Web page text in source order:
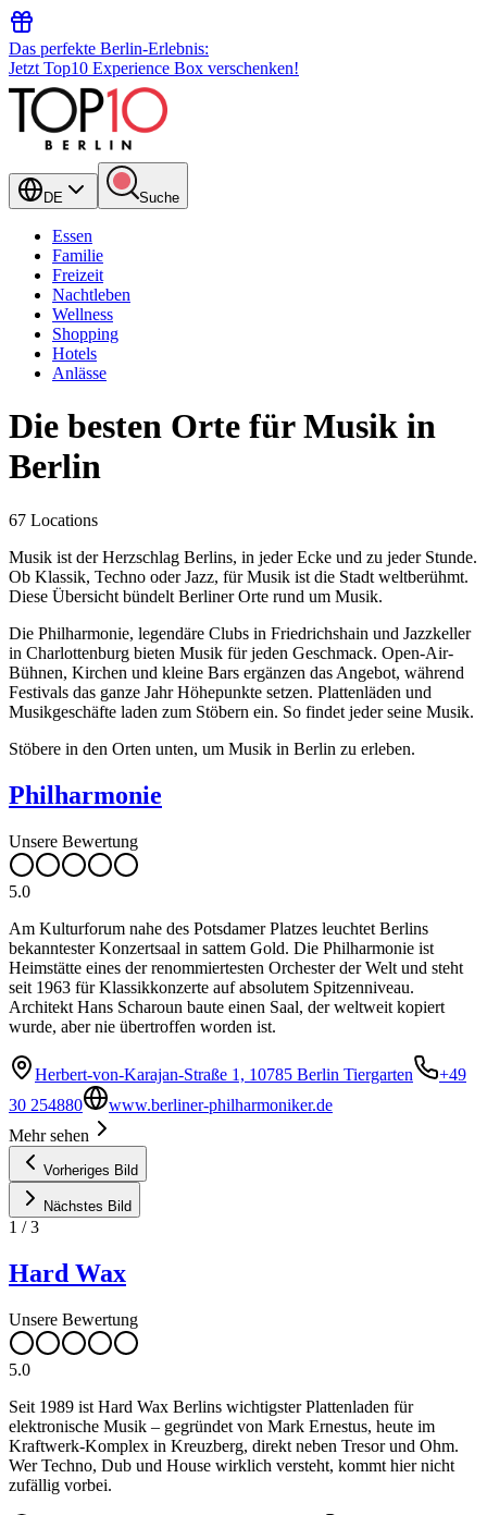
Das perfekte Berlin-Erlebnis:
Jetzt Top10 Experience Box verschenken!
DE Suche
Essen
Familie
Freizeit
Nachtleben
Wellness
Shopping
Hotels
Anlässe
Die besten Orte für Musik in
Berlin
67 Locations
Musik ist der Herzschlag Berlins, in jeder Ecke und zu jeder Stunde.
Ob Klassik, Techno oder Jazz, für Musik ist die Stadt weltberühmt.
Diese Übersicht bündelt Berliner Orte rund um Musik.
Die Philharmonie, legendäre Clubs in Friedrichshain und Jazzkeller
in Charlottenburg bieten Musik für jeden Geschmack. Open-Air-
Bühnen, Kirchen und kleine Bars ergänzen das Angebot, während
Festivals das ganze Jahr Höhepunkte setzen. Plattenläden und
Musikgeschäfte laden zum Stöbern ein. So findet jeder seine Musik.
Stöbere in den Orten unten, um Musik in Berlin zu erleben.
Philharmonie
Unsere Bewertung
5.0
Am Kulturforum nahe des Potsdamer Platzes leuchtet Berlins
bekanntester Konzertsaal in sattem Gold. Die Philharmonie ist
Heimstätte eines der renommiertesten Orchester der Welt und steht
seit 1963 für Klassikkonzerte auf absolutem Spitzenniveau.
Architekt Hans Scharoun baute einen Saal, der weltweit kopiert
wurde, aber nie übertroffen worden ist.
Herbert-von-Karajan-Straße 1, 10785 Berlin Tiergarten
+49
30 254880
www.berliner-philharmoniker.de
Mehr sehen
Vorheriges Bild
Nächstes Bild
1 /3
Hard Wax
Unsere Bewertung
5.0
Seit 1989 ist Hard Wax Berlins wichtigster Plattenladen für
elektronische Musik – gegründet von Mark Ernestus, heute im
Kraftwerk-Komplex in Kreuzberg, direkt neben Tresor und Ohm.
Wer Techno, Dub und House wirklich versteht, kommt hier nicht
zufällig vorbei.